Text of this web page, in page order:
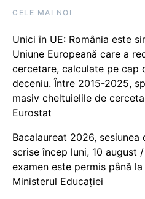
CELE MAI NOI
Unici în UE: România este
Uniune Europeană care a
cercetare, calculate pe cap
deceniu. Între 2015-2025,
masiv cheltuielile de
Eurostat
Bacalaureat 2026, sesiunea
scrise încep luni, 10 august
examen este permis până
Ministerul Educației